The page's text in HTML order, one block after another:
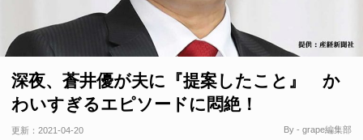
深夜、蒼井優が夫に『提案したこと』 か
わいすぎるエピソードに悶絶！
更新： 2021-04-20 By - grape編集部